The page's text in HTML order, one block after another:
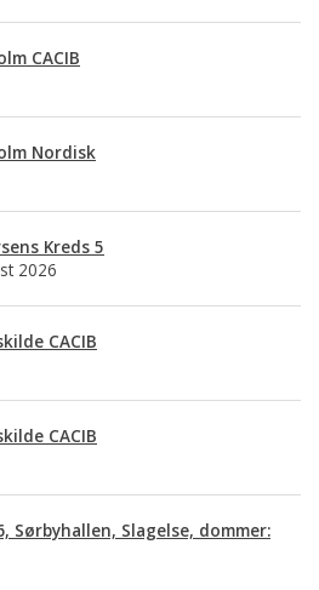
CACIB
Nordisk
Kreds 5
2026
CACIB
CACIB
Sørbyhallen, Slagelse, dommer: